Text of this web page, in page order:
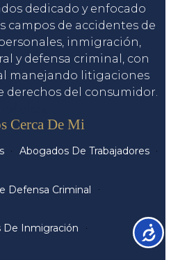
dedicado y enfocado
campos de accidentes de
inmigración,
y defensa criminal, con
manejando litigaciones
derechos del consumidor.
Cerca De Mi
Abogados De Trabajadores
Defensa Criminal
De Inmigración